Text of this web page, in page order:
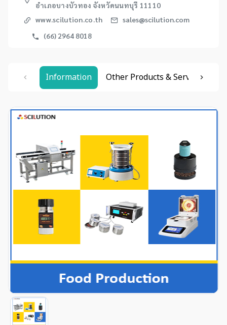
อำเภอบางบัวทอง จังหวัดนนทบุรี 11110
www.scilution.co.th
sales@scilution.com
(66) 2964 8018
Item
Information Other Products & Services